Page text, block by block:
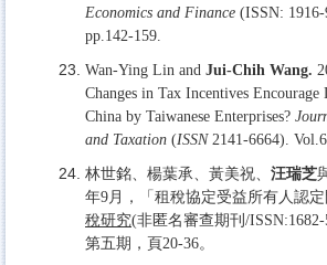
Economics and Finance (ISSN:
pp.142-159.
Wan-Ying Lin and Jui-Chih Wang.
Changes in Tax Incentives
China by Taiwanese Enterprises?
and Taxation (ISSN2141-6664).
林世銘、楊葉承、黃美祝、 汪瑞芝
年9月，「租稅協定受益所有人認定
稅研究(非匿名審查期刊/
第五期，頁20-36。